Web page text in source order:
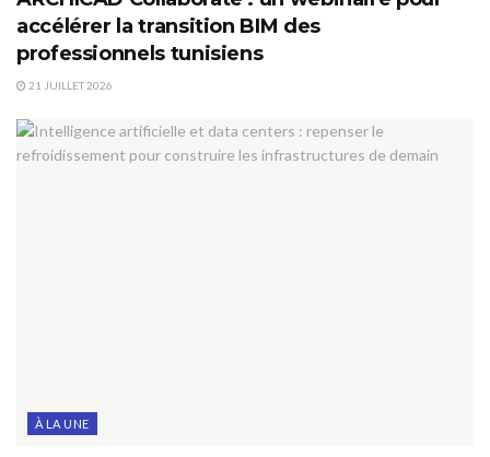
accélérer la transition BIM des
professionnels tunisiens
21 JUILLET 2026
À LA UNE